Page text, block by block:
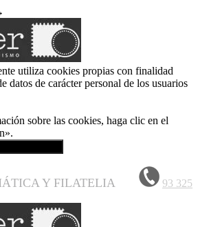
utiliza cookies propias con finalidad
datos de carácter personal de los usuarios
sobre las cookies, haga clic en el
Y FILATELIA
93 325